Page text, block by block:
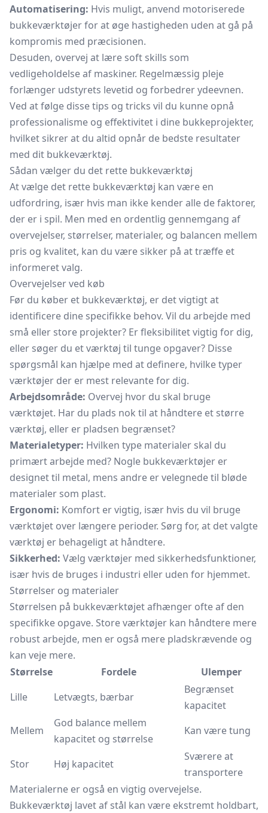
Automatisering: Hvis muligt, anvend motoriserede
bukkeværktøjer for at øge hastigheden uden at gå på
kompromis med præcisionen.
Desuden, overvej at lære soft skills som
vedligeholdelse af maskiner. Regelmæssig pleje
forlænger udstyrets levetid og forbedrer ydeevnen.
Ved at følge disse tips og tricks vil du kunne opnå
professionalisme og effektivitet i dine bukkeprojekter,
hvilket sikrer at du altid opnår de bedste resultater
med dit bukkeværktøj.
Sådan vælger du det rette bukkeværktøj
At vælge det rette bukkeværktøj kan være en
udfordring, især hvis man ikke kender alle de faktorer,
der er i spil. Men med en ordentlig gennemgang af
overvejelser, størrelser, materialer, og balancen mellem
pris og kvalitet, kan du være sikker på at træffe et
informeret valg.
Overvejelser ved køb
Før du køber et bukkeværktøj, er det vigtigt at
identificere dine specifikke behov. Vil du arbejde med
små eller store projekter? Er fleksibilitet vigtig for dig,
eller søger du et værktøj til tunge opgaver? Disse
spørgsmål kan hjælpe med at definere, hvilke typer
værktøjer der er mest relevante for dig.
Arbejdsområde: Overvej hvor du skal bruge
værktøjet. Har du plads nok til at håndtere et større
værktøj, eller er pladsen begrænset?
Materialetyper: Hvilken type materialer skal du
primært arbejde med? Nogle bukkeværktøjer er
designet til metal, mens andre er velegnede til bløde
materialer som plast.
Ergonomi: Komfort er vigtig, især hvis du vil bruge
værktøjet over længere perioder. Sørg for, at det valgte
værktøj er behageligt at håndtere.
Sikkerhed: Vælg værktøjer med sikkerhedsfunktioner,
især hvis de bruges i industri eller uden for hjemmet.
Størrelser og materialer
Størrelsen på bukkeværktøjet afhænger ofte af den
specifikke opgave. Store værktøjer kan håndtere mere
robust arbejde, men er også mere pladskrævende og
kan veje mere.
Størrelse
Fordele
Ulemper
Lille
Letvægts, bærbar
Begrænset
kapacitet
Mellem
God balance mellem
kapacitet og størrelse
Kan være tung
Stor Høj kapacitet
Sværere at
transportere
Materialerne er også en vigtig overvejelse.
Bukkeværktøj lavet af stål kan være ekstremt holdbart,